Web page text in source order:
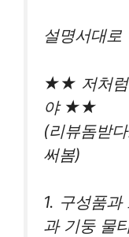
설명서대로
★★ 저처럼
야 ★★
(리뷰돔받
써봄)
1. 구성품
과 기둥 물